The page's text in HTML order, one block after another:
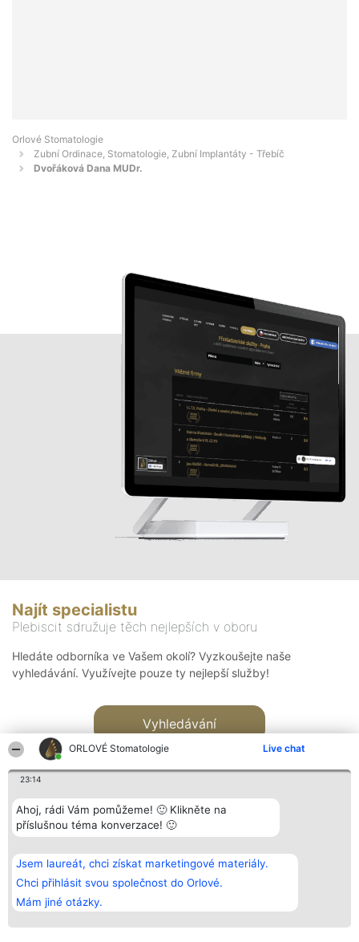
ORLOVÉ Stomatologie Live chat
23:14
Ahoj, rádi Vám pomůžeme! 🙂 Klikněte na
příslušnou téma konverzace! 🙂
Jsem laureát, chci získat marketingové materiály.
Chci přihlásit svou společnost do Orlové.
Mám jiné otázky.
Orlové Stomatologie
Zubní Ordinace, Stomatologie, Zubní Implantáty - Třebíč
Dvořáková Dana MUDr.
Najít specialistu
Plebiscit sdružuje těch nejlepších v oboru
Hledáte odborníka ve Vašem okolí? Vyzkoušejte naše
vyhledávání. Využívejte pouze ty nejlepší služby!
Vyhledávání
Bright Side Solutions sp. z o.
o. sp. k.
ul. Ruska 22
Wrocław 50-079
KRS 0000749100 | Regon
381313360 | NIP 8943132676
Vítězové
Seznam všech
laureátů
Zásady
Zásady
Kontakt